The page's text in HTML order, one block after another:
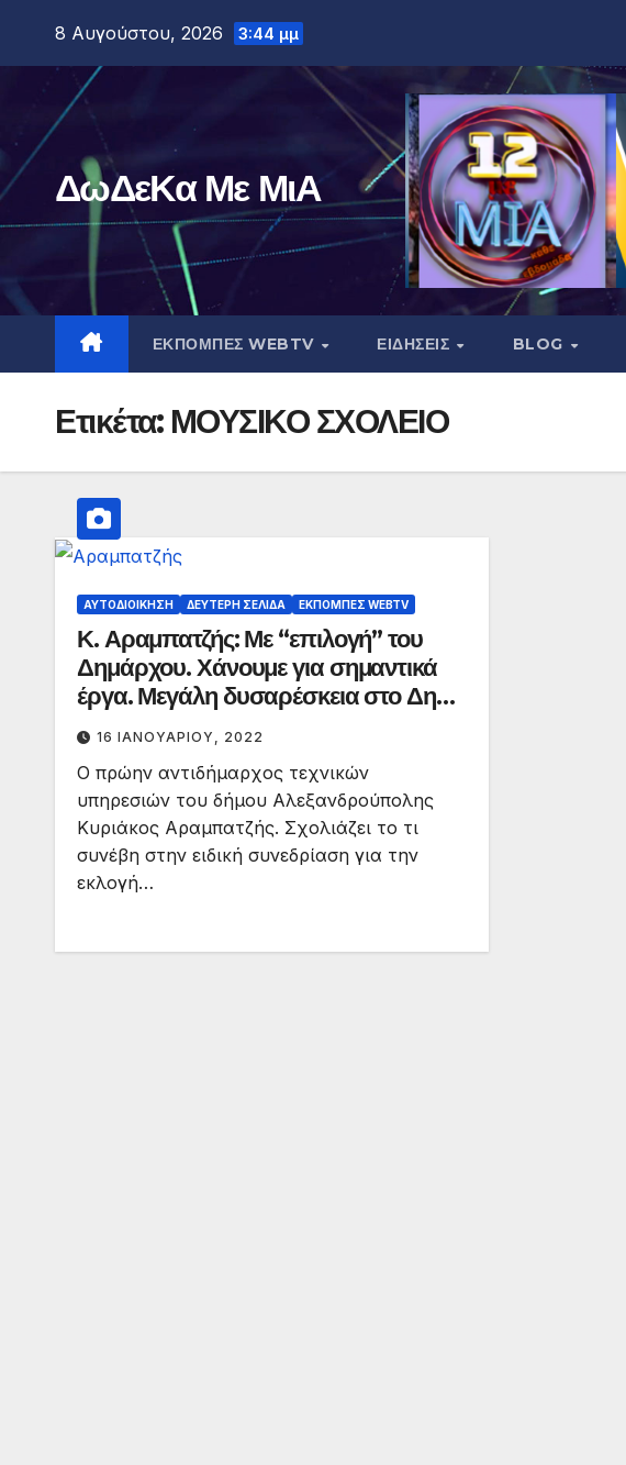
περιεχόμενο
8 Αυγούστου, 2026 3:44 μμ
ΔωΔεΚα Με ΜιΑ
ΕΚΠΟΜΠΕΣ WEBTV ΕΙΔΗΣΕΙΣ BLOG
Ετικέτα: ΜΟΥΣΙΚΟ ΣΧΟΛΕΙΟ
ΑΥΤΟΔΙΟΊΚΗΣΗ ΔΕΎΤΕΡΗ ΣΕΛΊΔΑ ΕΚΠΟΜΠΈΣ WEBTV
Κ. Αραμπατζής: Με “επιλογή” του
Δημάρχου. Χάνουμε για σημαντικά
έργα. Μεγάλη δυσαρέσκεια στο Δημ.
Συμβούλιο
16 ΙΑΝΟΥΑΡΊΟΥ, 2022
Ο πρώην αντιδήμαρχος τεχνικών
υπηρεσιών του δήμου Αλεξανδρούπολης
Κυριάκος Αραμπατζής. Σχολιάζει το τι
συνέβη στην ειδική συνεδρίαση για την
εκλογή…